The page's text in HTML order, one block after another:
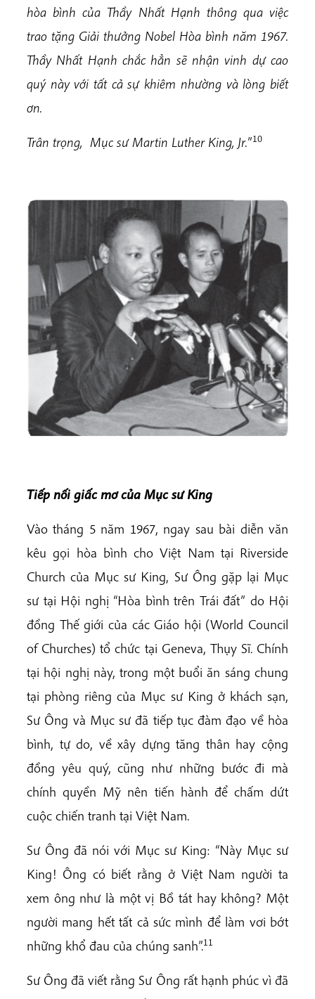
hòa bình của Thầy Nhất Hạnh thông qua việc
trao tặng Giải thưởng Nobel Hòa bình năm 1967.
Thầy Nhất Hạnh chắc hẳn sẽ nhận vinh dự cao
quý này với tất cả sự khiêm nhường và lòng biết
ơn.
Trân trọng, Mục sư Martin Luther King, Jr.”10
Tiếp nối giấc mơ của Mục sư King
Vào tháng 5 năm 1967, ngay sau bài diễn văn
kêu gọi hòa bình cho Việt Nam tại Riverside
Church của Mục sư King, Sư Ông gặp lại Mục
sư tại Hội nghị “Hòa bình trên Trái đất” do Hội
đồng Thế giới của các Giáo hội (World Council
of Churches) tổ chức tại Geneva, Thụy Sĩ. Chính
tại hội nghị này, trong một buổi ăn sáng chung
tại phòng riêng của Mục sư King ở khách sạn,
Sư Ông và Mục sư đã tiếp tục đàm đạo về hòa
bình, tự do, về xây dựng tăng thân hay cộng
đồng yêu quý, cũng như những bước đi mà
chính quyền Mỹ nên tiến hành để chấm dứt
cuộc chiến tranh tại Việt Nam.
Sư Ông đã nói với Mục sư King: “Này Mục sư
King! Ông có biết rằng ở Việt Nam người ta
xem ông như là một vị Bồ tát hay không? Một
người mang hết tất cả sức mình để làm vơi bớt
những khổ đau của chúng sanh”.11
Sư Ông đã viết rằng Sư Ông rất hạnh phúc vì đã